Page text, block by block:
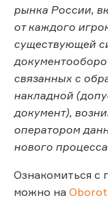
рынка России,
от каждого
существующей
связанных с
накладной
документ),
оператором
нового процесса
Ознакомиться с
можно на